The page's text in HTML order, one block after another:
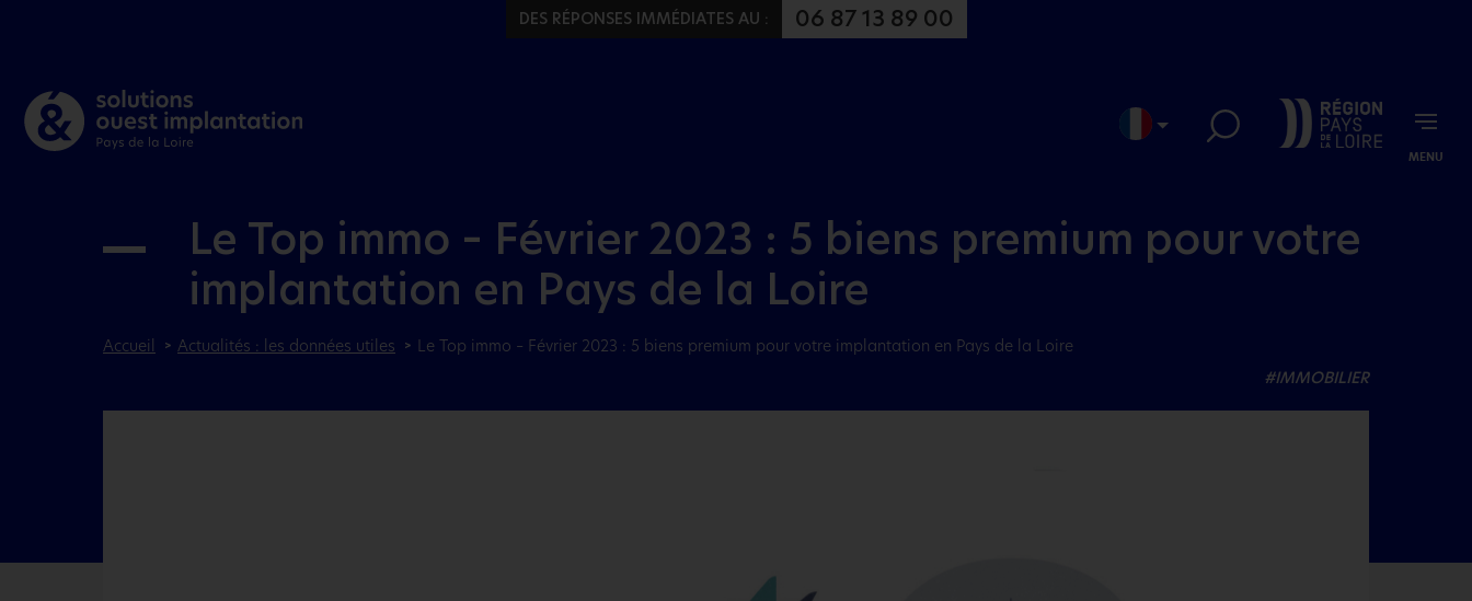
Aller au menu
Aller au contenu
DES RÉPONSES IMMÉDIATES AU : 06 87 13 89 00
MENU
Le Top immo – Février 2023 : 5 biens premium pour votre
implantation en Pays de la Loire
Accueil Actualités : les données utiles
Le Top immo – Février 2023 : 5 biens premium pour votre implantation en Pays de la Loire
#IMMOBILIER